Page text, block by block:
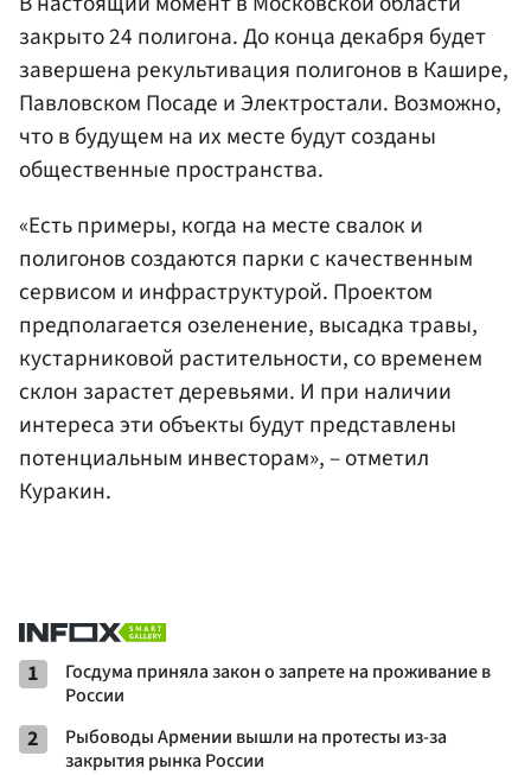
закрыто 24 полигона. До конца декабря будет
завершена рекультивация полигонов в Кашире,
Павловском Посаде и Электростали. Возможно,
что в будущем на их месте будут созданы
общественные пространства.
«Есть примеры, когда на месте свалок и
полигонов создаются парки с качественным
сервисом и инфраструктурой. Проектом
предполагается озеленение, высадка травы,
кустарниковой растительности, со временем
склон зарастет деревьями. И при наличии
интереса эти объекты будут представлены
потенциальным инвесторам», – отметил
Куракин.
1
Госдума приняла закон о запрете на проживание в
России
2
Рыбоводы Армении вышли на протесты из-за
закрытия рынка России